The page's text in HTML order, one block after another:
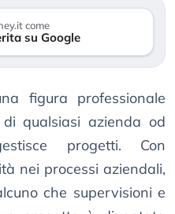
come
su Google
figura professionale
qualsiasi azienda od
progetti. Con
nei processi aziendali,
che supervisioni e